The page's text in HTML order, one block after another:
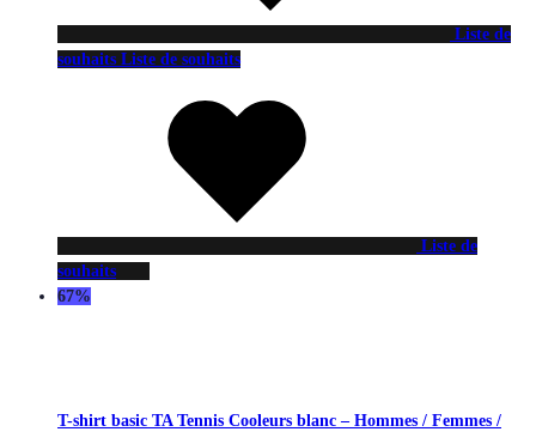
Liste de
souhaits Liste de souhaits
Liste de
souhaits
67%
T-shirt basic TA Tennis Cooleurs blanc – Hommes / Femmes /